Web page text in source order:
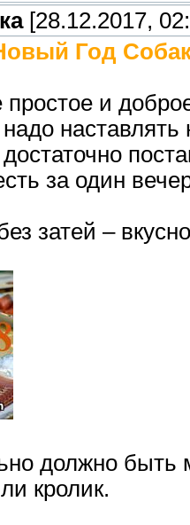
[28.12.2017,
Год
и
наставлять
за один
затей –
должно
кролик.